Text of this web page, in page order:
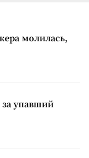
молилась,
упавший